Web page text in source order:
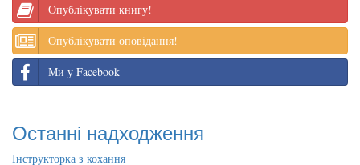
Опублікувати книгу!
Опублікувати оповідання!
Ми у Facebook
Останні надходження
Інструкторка з кохання